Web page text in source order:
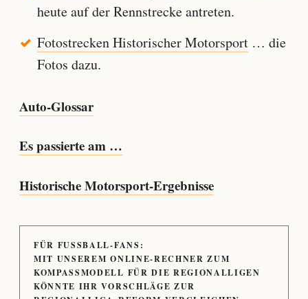
heute auf der Rennstrecke antreten.
Fotostrecken Historischer Motorsport… die
Fotos dazu.
Auto-Glossar
Es passierte am …
Historische Motorsport-Ergebnisse
FÜR FUSSBALL-FANS:
MIT UNSEREM ONLINE-RECHNER ZUM
KOMPASSMODELL FÜR DIE REGIONALLIGEN
KÖNNTE IHR VORSCHLÄGE ZUR